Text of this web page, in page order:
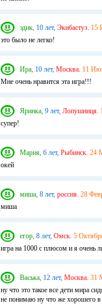
эдик, 10 лет, Экибастуз. 15
это было не легко!
Ира, 10 лет, Москва. 11
Мне очень нравится эта игра!!!
Яринка, 9 лет, Лопушниця.
супер!
Мария, 6 лет, Рыбинск. 24
окей
миша, 8 лет, россия. 28
миша
егор, 8 лет, Омск. 5
игра на 1000 с плюсом и я очень
Васька, 12 лет, Москва. 31
ну что это такое все дети мира
не понимаю ну что же хорошего в